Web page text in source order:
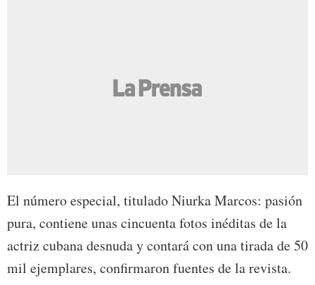
El número especial, titulado Niurka Marcos: pasión
pura, contiene unas cincuenta fotos inéditas de la
actriz cubana desnuda y contará con una tirada de 50
mil ejemplares, confirmaron fuentes de la revista.